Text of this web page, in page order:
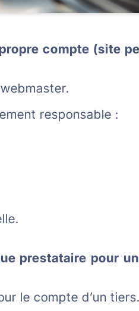
compte (site
responsable :
prestataire pour
le compte d’un tiers.